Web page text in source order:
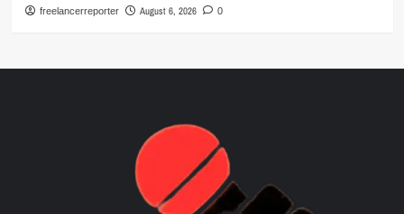
freelancerreporter August 6, 2026 0